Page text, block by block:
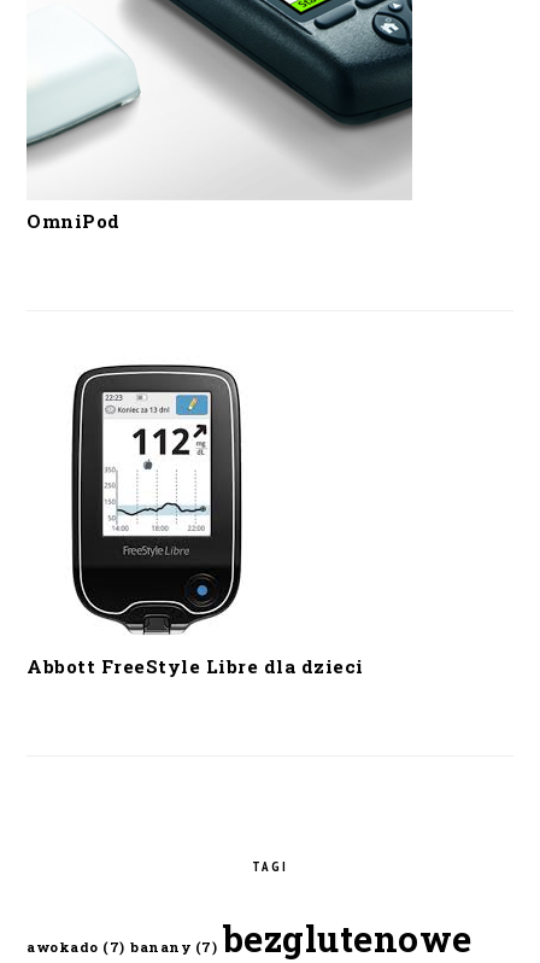
OmniPod
Abbott FreeStyle Libre dla dzieci
TAGI
awokado (7) banany (7) bezglutenowe